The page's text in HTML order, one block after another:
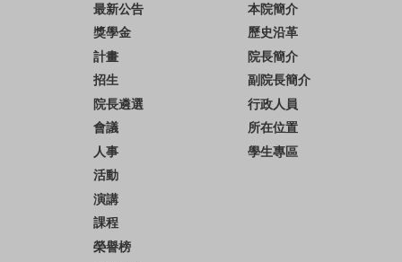
最新公告
獎學金
計畫
招生
院長遴選
會議
人事
活動
演講
課程
榮譽榜
本院簡介
歷史沿革
院長簡介
副院長簡介
行政人員
所在位置
學生專區